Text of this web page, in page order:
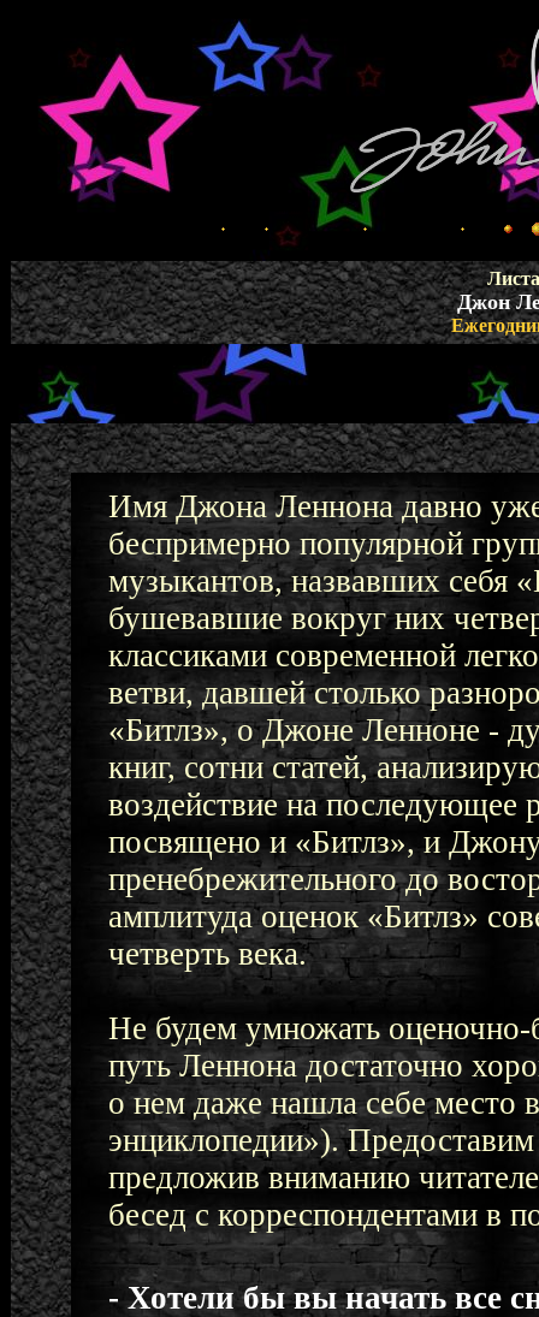
Джон
Имя Джона Леннона давно
беспримерно популярной
музыкантов, назвавших себя
бушевавшие вокруг них
классиками современной
ветви, давшей столько
«Битлз», о Джоне Ленноне -
книг, сотни статей,
воздействие на последующее
посвящено и «Битлз», и
пренебрежительного до
амплитуда оценок «Битлз»
четверть века.
Не будем умножать
путь Леннона достаточно
о нем даже нашла себе место
энциклопедии»).
предложив вниманию
бесед с корреспондентами в
- Хотели бы вы начать все